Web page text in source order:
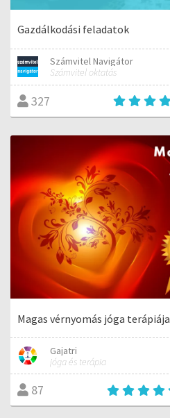
Gazdálkodási feladatok
Számvitel Navigátor
Számvitel oktatás
327
Magas vérnyomás jóga terápiája
Gajatri
jóga és terápia
87